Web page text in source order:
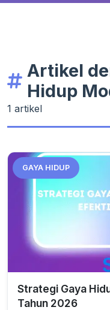
Artikel
Hidup
1 artikel
GAYA HIDUP
Strategi Gaya
Tahun 2026